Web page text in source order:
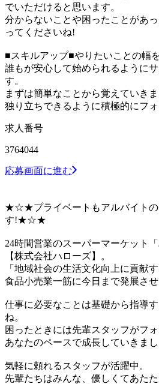
でいただけると思います。
分からないことや困ったことがあ
ってくださいね!
■スキルアップ■やりたいことの幅
誰もが安心して始められるように
す。
まずは簡単なことから覚えていき
独り立ちできるように積極的にフォ
求人番号
3764044
応募画面に進む
★☆★プライベートもアルバイトの
す!★☆★
24時間営業のスーパーマーケット
【株式会社ハローズ】。
「地域社会の生活文化向上に貢献
食品小売業一筋に今日まで発展させ
仕事に必要なことは基礎から指導
ね。
困ったときには先輩スタッフがフ
あなたのペースで成長していきま
気軽に頼れるスタッフが活躍中。
先輩たちはみんな、優しくてあた